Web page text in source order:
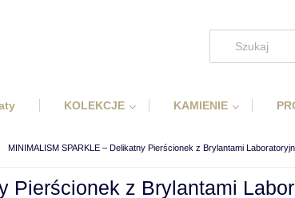
KOLEKCJE KAMIENIE
MINIMALISM SPARKLE – Delikatny Pierścionek z Brylantami
Pierścionek z Brylantami